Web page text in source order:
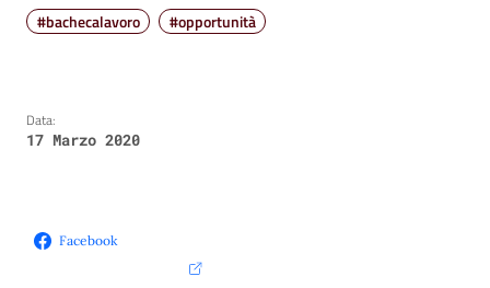
#bachecalavoro
#opportunità
Data:
17 Marzo 2020
Facebook